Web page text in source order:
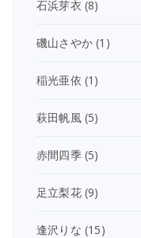
石浜芽衣 (8)
磯山さやか (1)
稲光亜依 (1)
萩田帆風(5)
赤間四季(5)
足立梨花(9)
逢沢りな (15)